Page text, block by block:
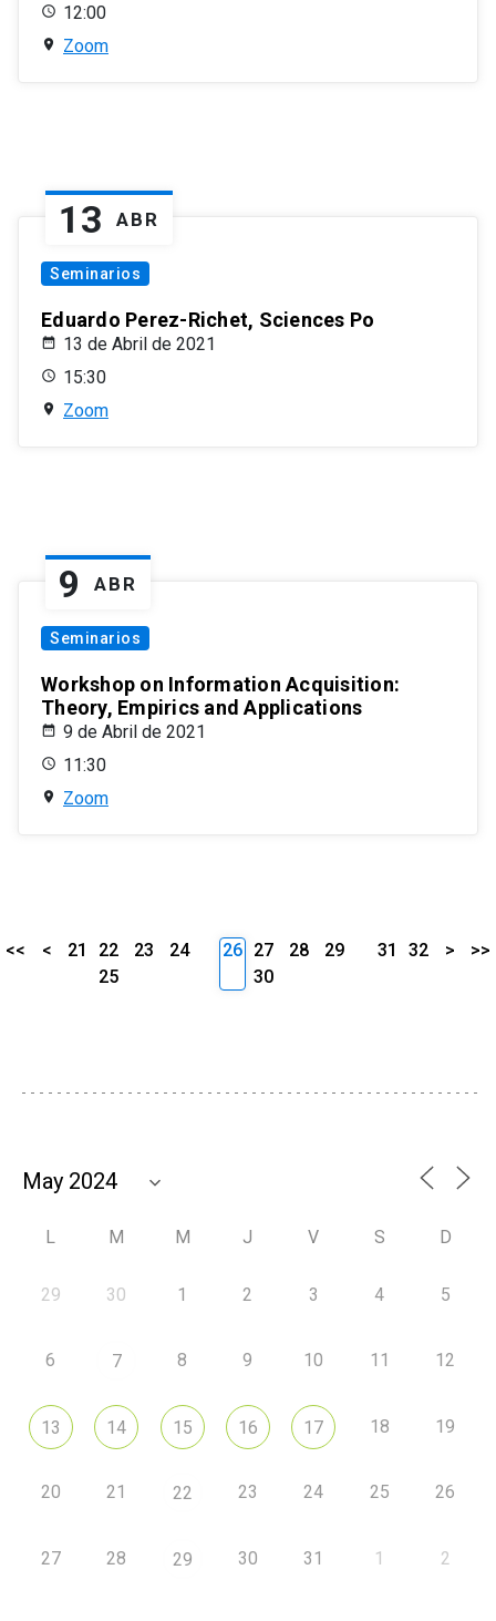
12:00
Zoom
13 ABR
Seminarios
Eduardo Perez-Richet, Sciences Po
13 de Abril de 2021
15:30
Zoom
9 ABR
Seminarios
Workshop on Information Acquisition:
Theory, Empirics and Applications
9 de Abril de 2021
11:30
Zoom
<< < 21 22 23
24
25
26 27 28
29
30
31 32 > >>
L M M J V S D
29 30 1 2 3 4 5
6 7 8 9 10 11 12
13 14 15 16 17 18 19
20 21 22 23 24 25 26
27 28 29 30 31 1 2